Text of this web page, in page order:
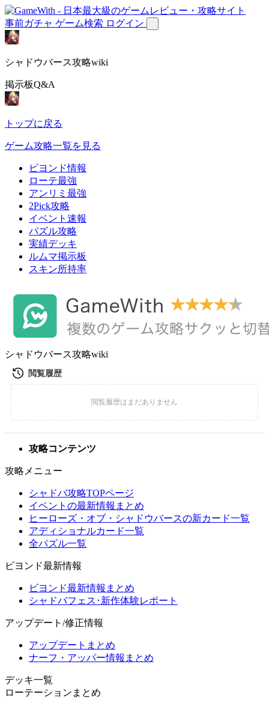
事前ガチャ ゲーム検索 ログイン
シャドウバース攻略wiki
掲示板Q&A
トップに戻る
ゲーム攻略一覧を見る
ビヨンド情報
ローテ最強
アンリミ最強
2Pick攻略
イベント速報
パズル攻略
実績デッキ
ルムマ掲示板
スキン所持率
シャドウバース攻略wiki
攻略コンテンツ
攻略メニュー
シャドバ攻略TOPページ
イベントの最新情報まとめ
ヒーローズ・オブ・シャドウバースの新カード一覧
アディショナルカード一覧
全パズル一覧
ビヨンド最新情報
ビヨンド最新情報まとめ
シャドバフェス･新作体験レポート
アップデート/修正情報
アップデートまとめ
ナーフ・アッパー情報まとめ
デッキ一覧
ローテーションまとめ